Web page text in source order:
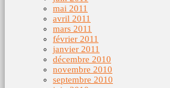
mai 2011
avril 2011
mars 2011
février 2011
janvier 2011
décembre 2010
novembre 2010
septembre 2010